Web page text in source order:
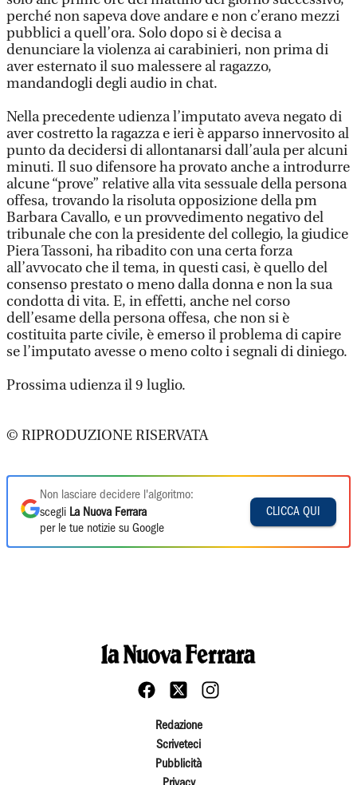
perché non sapeva dove andare e non c’erano mezzi
pubblici a quell’ora. Solo dopo si è decisa a
denunciare la violenza ai carabinieri, non prima di
aver esternato il suo malessere al ragazzo,
mandandogli degli audio in chat.
Nella precedente udienza l’imputato aveva negato di
aver costretto la ragazza e ieri è apparso innervosito al
punto da decidersi di allontanarsi dall’aula per alcuni
minuti. Il suo difensore ha provato anche a introdurre
alcune “prove” relative alla vita sessuale della persona
offesa, trovando la risoluta opposizione della pm
Barbara Cavallo, e un provvedimento negativo del
tribunale che con la presidente del collegio, la giudice
Piera Tassoni, ha ribadito con una certa forza
all’avvocato che il tema, in questi casi, è quello del
consenso prestato o meno dalla donna e non la sua
condotta di vita. E, in effetti, anche nel corso
dell’esame della persona offesa, che non si è
costituita parte civile, è emerso il problema di capire
se l’imputato avesse o meno colto i segnali di diniego.
Prossima udienza il 9 luglio.
© RIPRODUZIONE RISERVATA
Non lasciare decidere l'algoritmo:
scegli La Nuova Ferrara
per le tue notizie su Google
CLICCA QUI
Redazione
Scriveteci
Pubblicità